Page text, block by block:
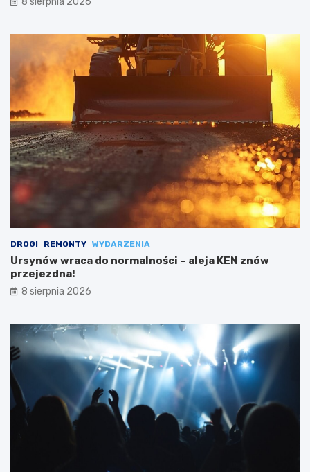
DROGI REMONTY WYDARZENIA
Ursynów wraca do normalności – aleja KEN znów
przejezdna!
8 sierpnia 2026